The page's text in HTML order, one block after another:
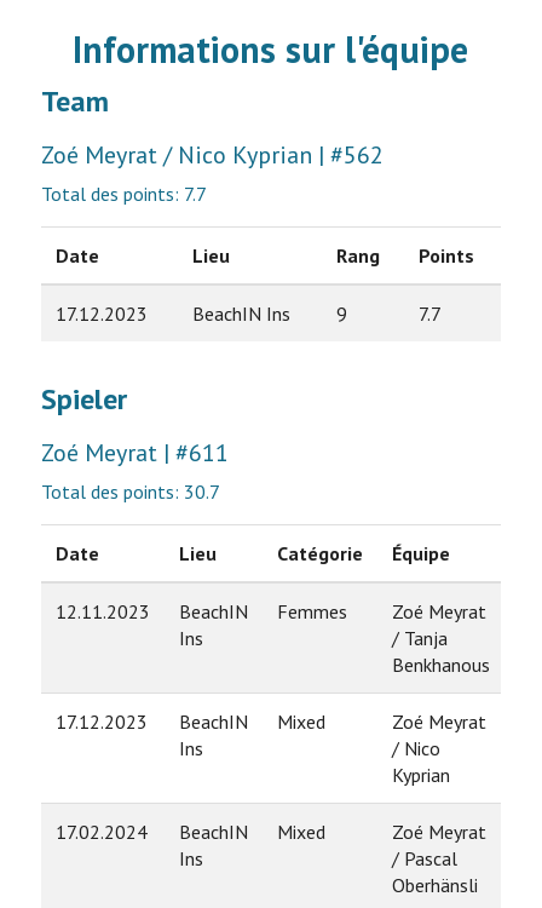
Informations sur l'équipe
Team
Zoé Meyrat / Nico Kyprian | #562
Total des points: 7.7
Date Lieu Rang Points
17.12.2023 BeachIN Ins 9 7.7
Spieler
Zoé Meyrat | #611
Total des points: 30.7
Date Lieu Catégorie Équipe
12.11.2023
BeachIN
Ins
Femmes
Zoé Meyrat
/ Tanja
Benkhanous
17.12.2023
BeachIN
Ins
Mixed
Zoé Meyrat
/ Nico
Kyprian
17.02.2024
BeachIN
Ins
Mixed
Zoé Meyrat
/ Pascal
Oberhänsli